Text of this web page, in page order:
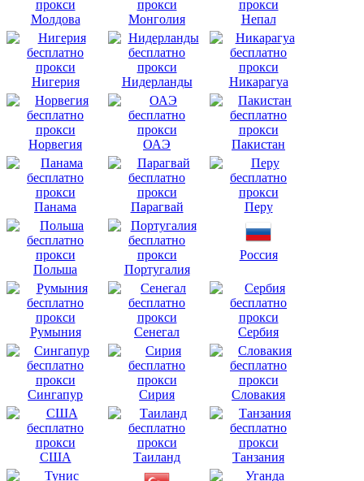
Молдова Монголия Непал
Нигерия Нидерланды Никарагуа
Норвегия ОАЭ Пакистан
Панама Парагвай Перу
Польша Португалия
Россия
Румыния Сенегал Сербия
Сингапур Сирия Словакия
США Таиланд Танзания